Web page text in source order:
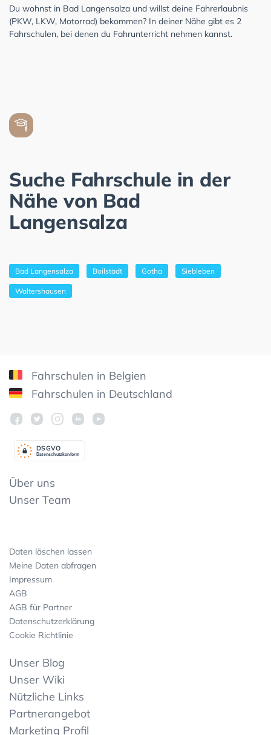
Du wohnst in Bad Langensalza und willst deine Fahrerlaubnis
(PKW, LKW, Motorrad) bekommen? In deiner Nähe gibt es 2
Fahrschulen, bei denen du Fahrunterricht nehmen kannst.
Suche Fahrschule in der
Nähe von Bad
Langensalza
Bad Langensalza Boilstädt Gotha Siebleben
Waltershausen
Fahrschulen in Belgien
Fahrschulen in Deutschland
Datenschutzkonform
DSGVO
Über uns
Unser Team
Daten löschen lassen
Meine Daten abfragen
Impressum
AGB
AGB für Partner
Datenschutzerklärung
Cookie Richtlinie
Unser Blog
Unser Wiki
Nützliche Links
Partnerangebot
Marketing Profil